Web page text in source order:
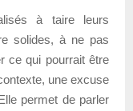
à taire leurs
solides, à ne pas
ce qui pourrait être
une excuse
permet de parler